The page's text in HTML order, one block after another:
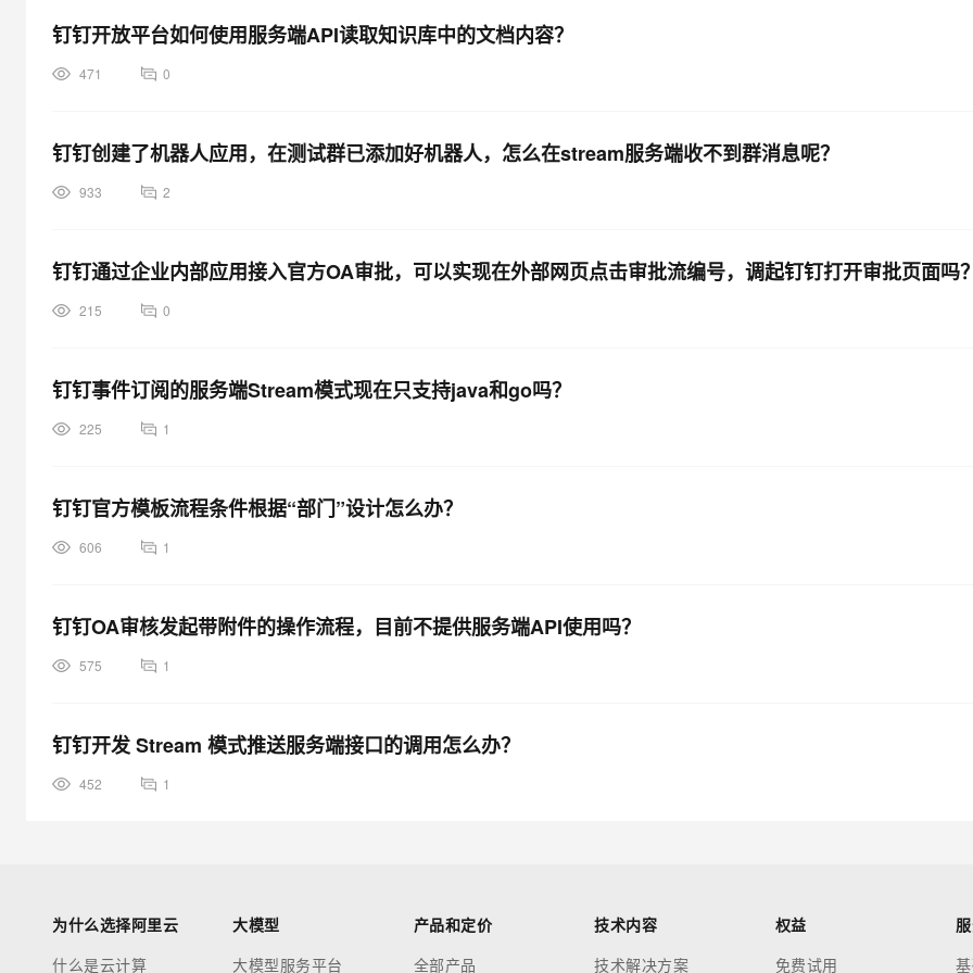
钉钉开放平台如何使用服务端API读取知识库中的文档内容？
471 0
钉钉创建了机器人应用，在测试群已添加好机器人，怎么在stream服务端收不到群消息呢？
933 2
钉钉通过企业内部应用接入官方OA审批，可以实现在外部网页点击审批流编号，调起钉钉打开审批页面吗
215 0
钉钉事件订阅的服务端Stream模式现在只支持java和go吗？
225 1
钉钉官方模板流程条件根据“部门”设计怎么办？
606 1
钉钉OA审核发起带附件的操作流程，目前不提供服务端API使用吗？
575 1
钉钉开发 Stream 模式推送服务端接口的调用怎么办？
452 1
为什么选择阿里云
什么是云计算
大模型
大模型服务平台
产品和定价
全部产品
技术内容
技术解决方案
权益
免费试用